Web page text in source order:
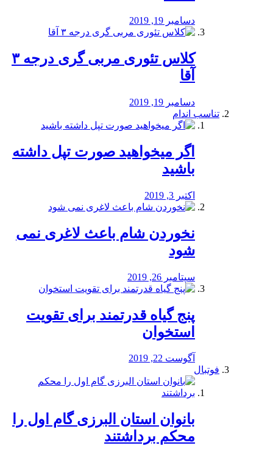
دسامبر 19, 2019
کلاس تئوری مربی گری درجه ۳
آقا
دسامبر 19, 2019
تناسب اندام
اگر میخواهید صورت تپل داشته
باشید
اکتبر 3, 2019
نخوردن شام باعث لاغری نمی
‌شود
سپتامبر 26, 2019
پنج گیاه قدرتمند برای تقویت
استخوان
آگوست 22, 2019
فوتبال
بانوان استان البرزی گام اول را
محكم برداشتند